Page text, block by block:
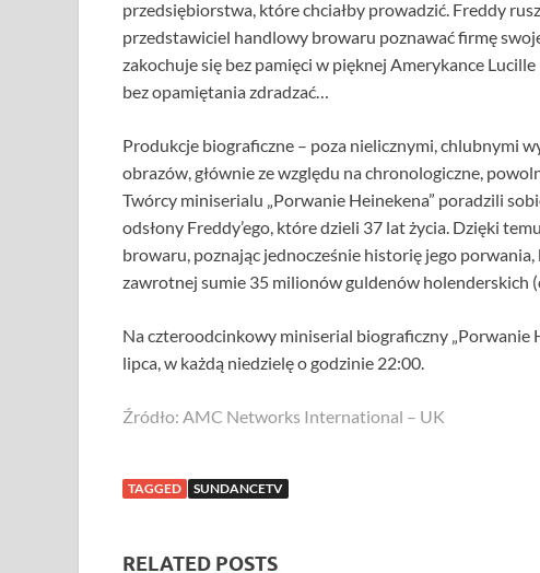
przedsiębiorstwa, które chciałby prowadzić. Freddy
przedstawiciel handlowy browaru poznawać firmę
zakochuje się bez pamięci w pięknej Amerykance
bez opamiętania zdradzać…
Produkcje biograficzne – poza nielicznymi, chlubnymi
obrazów, głównie ze względu na chronologiczne,
Twórcy miniserialu „Porwanie Heinekena” poradzili
odsłony Freddy’ego, które dzieli 37 lat życia. Dzięki
browaru, poznając jednocześnie historię jego porwania,
zawrotnej sumie 35 milionów guldenów holenderskich
Na czteroodcinkowy miniserial biograficzny „Porwanie
lipca, w każdą niedzielę o godzinie 22:00.
Źródło: AMC Networks International – UK
TAGGED SUNDANCETV
RELATED POSTS